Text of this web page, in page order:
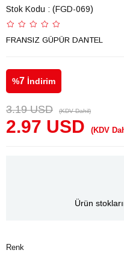
Stok Kodu (FGD-069)
FRANSIZ GÜPÜR DANTEL
%7 İndirim
3.19 USD (KDV Dahil)
2.97 USD (KDV
Ürün
Renk